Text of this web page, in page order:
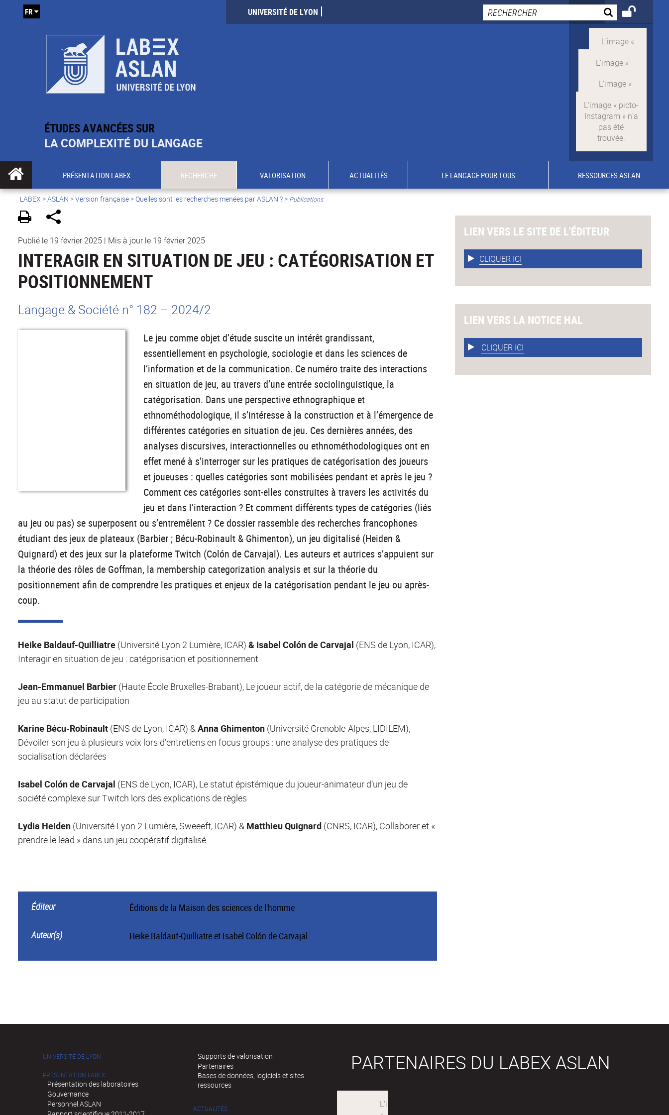
ÉTUDES AVANCÉES SUR
LA COMPLEXITÉ DU LANGAGE
UNIVERSITÉ DE LYON
FR
PRÉSENTATION LABEX RECHERCHE VALORISATION ACTUALITÉS LE LANGAGE POUR TOUS RESSOURCES ASLAN
LABEX >ASLAN >Version française>Quelles sont les recherches menées par ASLAN ?> Publications
Publié le 19 février 2025 | Mis à jour le 19 février 2025
INTERAGIR EN SITUATION DE JEU : CATÉGORISATION ET
POSITIONNEMENT
Langage & Société n° 182 – 2024/2
Le jeu comme objet d’étude suscite un intérêt grandissant,
essentiellement en psychologie, sociologie et dans les sciences de
l’information et de la communication. Ce numéro traite des interactions
en situation de jeu, au travers d’une entrée sociolinguistique, la
catégorisation. Dans une perspective ethnographique et
ethnométhodologique, il s’intéresse à la construction et à l’émergence de
différentes catégories en situation de jeu. Ces dernières années, des
analyses discursives, interactionnelles ou ethnométhodologiques ont en
effet mené à s’interroger sur les pratiques de catégorisation des joueurs
et joueuses : quelles catégories sont mobilisées pendant et après le jeu ?
Comment ces catégories sont-elles construites à travers les activités du
jeu et dans l’interaction ? Et comment différents types de catégories (liés
au jeu ou pas) se superposent ou s’entremêlent ? Ce dossier rassemble des recherches francophones
étudiant des jeux de plateaux (Barbier ; Bécu-Robinault & Ghimenton), un jeu digitalisé (Heiden &
Quignard) et des jeux sur la plateforme Twitch (Colón de Carvajal). Les auteurs et autrices s’appuient sur
la théorie des rôles de Goffman, la membership categorization analysis et sur la théorie du
positionnement afin de comprendre les pratiques et enjeux de la catégorisation pendant le jeu ou après-
coup.
Heike Baldauf-Quilliatre (Université Lyon 2 Lumière, ICAR) & Isabel Colón de Carvajal (ENS de Lyon, ICAR),
Interagir en situation de jeu : catégorisation et positionnement
Jean-Emmanuel Barbier (Haute École Bruxelles-Brabant), Le joueur actif, de la catégorie de mécanique de
jeu au statut de participation
Karine Bécu-Robinault (ENS de Lyon, ICAR) &Anna Ghimenton (Université Grenoble-Alpes, LIDILEM),
Dévoiler son jeu à plusieurs voix lors d’entretiens en focus groups : une analyse des pratiques de
socialisation déclarées
Isabel Colón de Carvajal (ENS de Lyon, ICAR), Le statut épistémique du joueur-animateur d’un jeu de
société complexe sur Twitch lors des explications de règles
Lydia Heiden (Université Lyon 2 Lumière, Sweeeft, ICAR) & Matthieu Quignard (CNRS, ICAR), Collaborer et «
prendre le lead » dans un jeu coopératif digitalisé
Éditeur Éditions de la Maison des sciences de l'homme
Auteur(s) Heike Baldauf-Quilliatreet Isabel Colón de Carvajal
LIEN VERS LE SITE DE L'ÉDITEUR
CLIQUER ICI
LIEN VERS LA NOTICE HAL
CLIQUER ICI
UNIVERSITÉ DE LYON
PRÉSENTATION LABEX
Présentation des laboratoires
Gouvernance
Personnel ASLAN
Supports de valorisation
Partenaires
Bases de données, logiciels et sites
ressources
ACTUALITÉS
PARTENAIRES DU LABEX ASLAN